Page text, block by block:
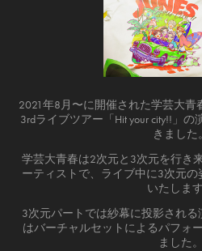
2021年8月〜に開催された学芸大青
3rdライブツアー「Hit your city!!」
きました。
学芸大青春は2次元と3次元を行き
ーティストで、ライブ中に3次元
いたします
3次元パートでは紗幕に投影され
はバーチャルセットによるパフォ
ました。